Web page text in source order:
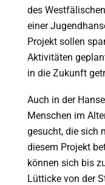
des
einer
Projekt sollen
Aktivitäten
in die Zukunft
Auch in der
Menschen im
gesucht, die sich
diesem Projekt
können sich bis
Lütticke von der